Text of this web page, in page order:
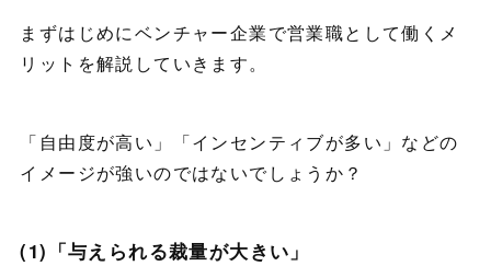
まずはじめにベンチャー企業で営業職として働くメ
リットを解説していきます。
「自由度が高い」「インセンティブが多い」などの
イメージが強いのではないでしょうか？
(1)「与えられる裁量が大きい」